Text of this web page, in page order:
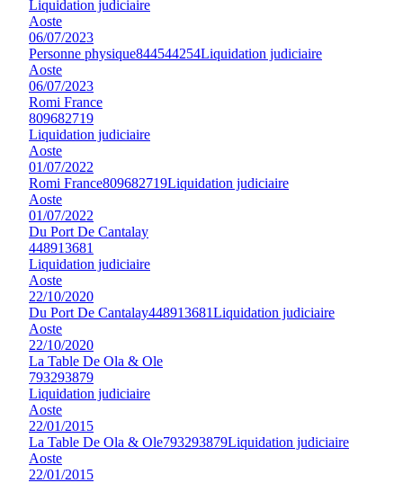
Liquidation judiciaire
Aoste
06/07/2023
Personne physique844544254Liquidation judiciaire
Aoste
06/07/2023
Romi France
809682719
Liquidation judiciaire
Aoste
01/07/2022
Romi France809682719Liquidation judiciaire
Aoste
01/07/2022
Du Port De Cantalay
448913681
Liquidation judiciaire
Aoste
22/10/2020
Du Port De Cantalay448913681Liquidation judiciaire
Aoste
22/10/2020
La Table De Ola & Ole
793293879
Liquidation judiciaire
Aoste
22/01/2015
La Table De Ola & Ole793293879Liquidation judiciaire
Aoste
22/01/2015